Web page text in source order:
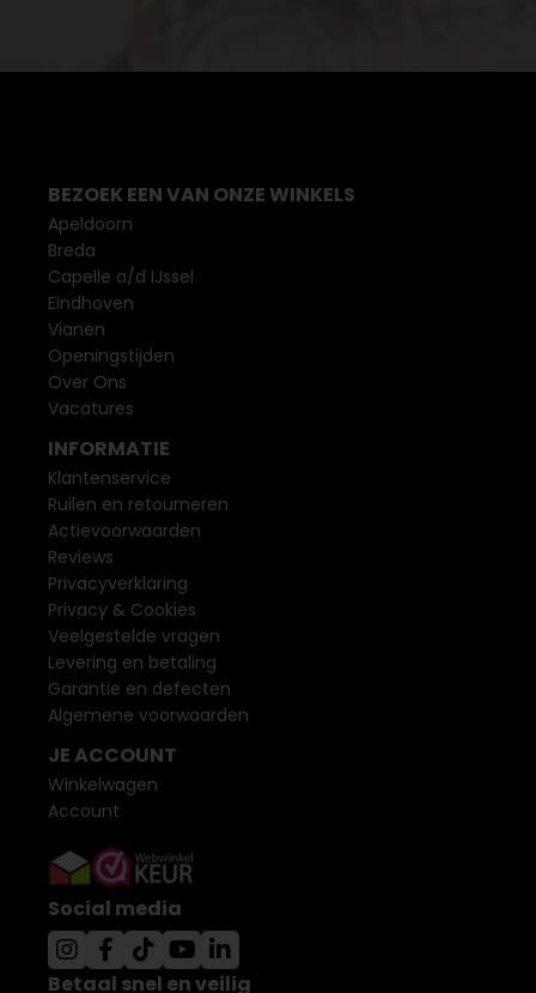
BEZOEK EEN VAN ONZE WINKELS
Apeldoorn
Breda
Capelle a/d IJssel
Eindhoven
Vianen
Openingstijden
Over Ons
Vacatures
INFORMATIE
Klantenservice
Ruilen en retourneren
Actievoorwaarden
Reviews
Privacyverklaring
Privacy & Cookies
Veelgestelde vragen
Levering en betaling
Garantie en defecten
Algemene voorwaarden
JE ACCOUNT
Winkelwagen
Account
Social media
Betaal snel en veilig